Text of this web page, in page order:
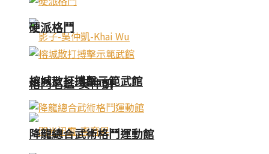
格鬥名鑑-吳仲凱
硬派格鬥
榕城散打搏擊示範武館
降龍總合武術格鬥運動館